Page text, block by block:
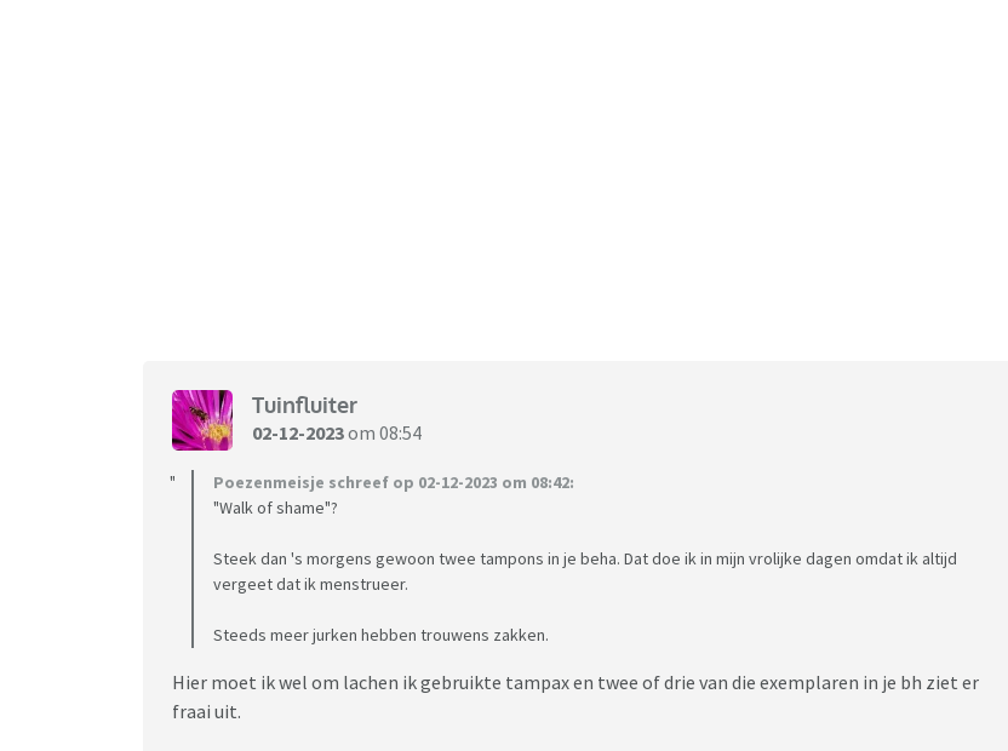
Tuinfluiter
02-12-2023om 08:54
Poezenmeisje schreef op 02-12-2023 om 08:42:
"Walk of shame"?
Steek dan 's morgens gewoon twee tampons in je beha. Dat doe ik in mijn vrolijke dagen omdat ik altijd
vergeet dat ik menstrueer.
Steeds meer jurken hebben trouwens zakken.
Hier moet ik wel om lachen ik gebruikte tampax en twee of drie van die exemplaren in je bh ziet er
fraai uit.